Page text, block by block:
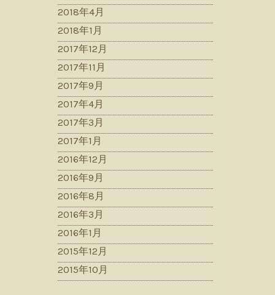
2018年4月
2018年1月
2017年12月
2017年11月
2017年9月
2017年4月
2017年3月
2017年1月
2016年12月
2016年9月
2016年8月
2016年3月
2016年1月
2015年12月
2015年10月